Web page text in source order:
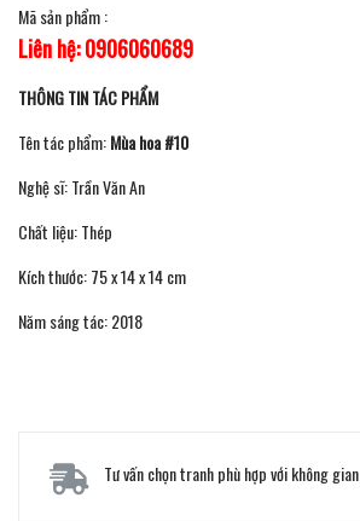
Mã sản phẩm :
Liên hệ: 0906060689
THÔNG TIN TÁC PHẨM
Tên tác phẩm:Mùa hoa #10
Nghệ sĩ: Trần Văn An
Chất liệu: Thép
Kích thước: 75 x 14 x 14 cm
Năm sáng tác: 2018
Tư vấn chọn tranh phù hợp với không gian.